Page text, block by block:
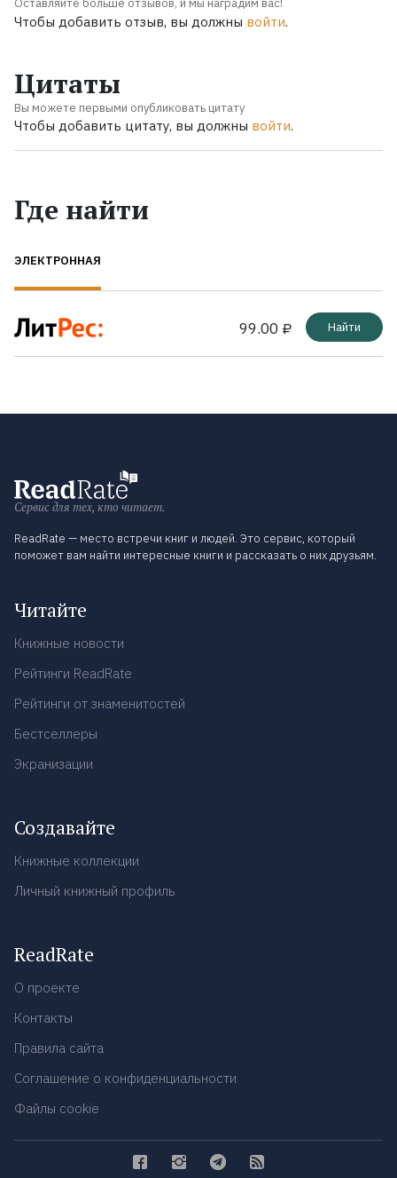
Чтобы добавить отзыв, вы должны войти.
Цитаты
Вы можете первыми опубликовать цитату
Чтобы добавить цитату, вы должны войти.
Где найти
ЭЛЕКТРОННАЯ
99.00 ₽ Найти
Сервис для тех, кто читает.
ReadRate — место встречи книг и людей. Это сервис, который
поможет вам найти интересные книги и рассказать о них друзьям.
Читайте
Книжные новости
Рейтинги ReadRate
Рейтинги от знаменитостей
Бестселлеры
Экранизации
Создавайте
Книжные коллекции
Личный книжный профиль
ReadRate
О проекте
Контакты
Правила сайта
Соглашение о конфиденциальности
Файлы cookie